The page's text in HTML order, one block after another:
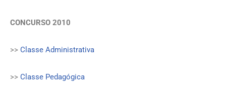
CONCURSO 2010
>> Classe Administrativa
>> Classe Pedagógica